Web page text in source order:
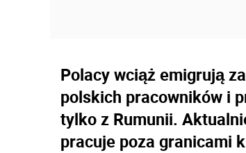
Polacy wciąż emigrują
polskich pracowników i
tylko z Rumunii.
pracuje poza granicami